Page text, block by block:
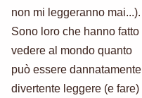
non mi leggeranno mai...).
Sono loro che hanno fatto
vedere al mondo quanto
può essere dannatamente
divertente leggere (e fare)